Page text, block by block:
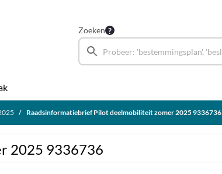
Zoeken
Raadsinformatiebrief Pilot deelmobiliteit zomer 2025 9336736
2025 9336736